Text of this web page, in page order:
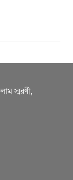
স্মরণী,